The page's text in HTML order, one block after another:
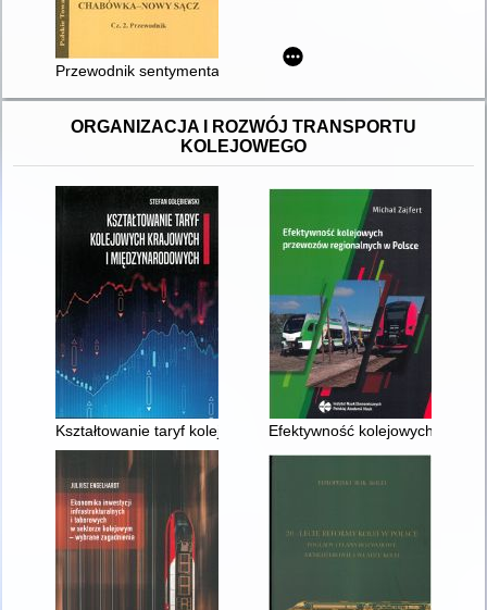
Przewodnik sentymentalny po linii kolejowej nr 104 Chabówka
ORGANIZACJA I ROZWÓJ TRANSPORTU
KOLEJOWEGO
Kształtowanie taryf kolejowych krajowych i międzynarodowych
Efektywność kolejowych